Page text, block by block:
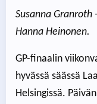
Susanna Granroth
Hanna Heinonen.
GP-finaalin
hyvässä säässä
Helsingissä.